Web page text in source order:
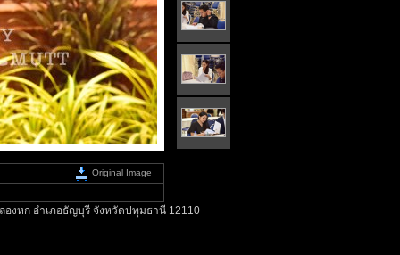
Original Image
องหก อำเภอธัญบุรี จังหวัดปทุมธานี 12110